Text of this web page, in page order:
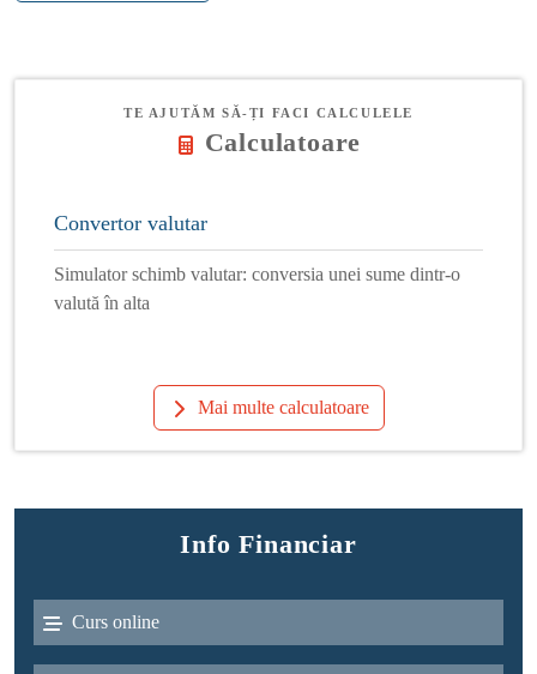
TE AJUTĂM SĂ-ȚI FACI CALCULELE
Calculatoare
Convertor valutar
Simulator schimb valutar: conversia unei sume dintr-o
valută în alta
Mai multe calculatoare
Info Financiar
Curs online